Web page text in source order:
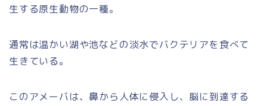
生する原生動物の一種。
通常は温かい湖や池などの淡水でバクテリアを食べて
生きている。
このアメーバは、鼻から人体に侵入し、脳に到達する